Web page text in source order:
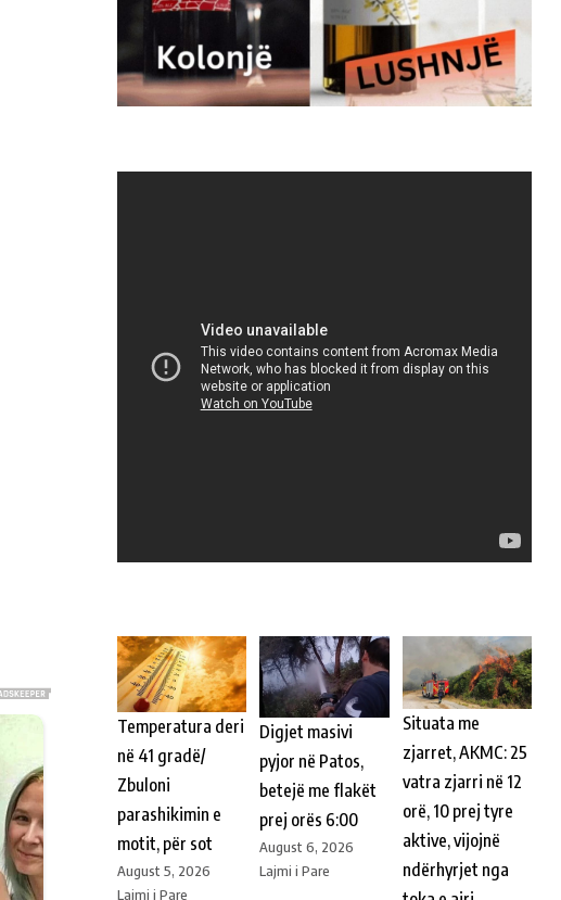
Temperatura deri
në 41 gradë/
Zbuloni
parashikimin e
motit, për sot
August 5, 2026
Lajmi i Pare
Digjet masivi
pyjor në Patos,
betejë me flakët
prej orës 6:00
August 6, 2026
Lajmi i Pare
Situata me
zjarret, AKMC: 25
vatra zjarri në 12
orë, 10 prej tyre
aktive, vijojnë
ndërhyrjet nga